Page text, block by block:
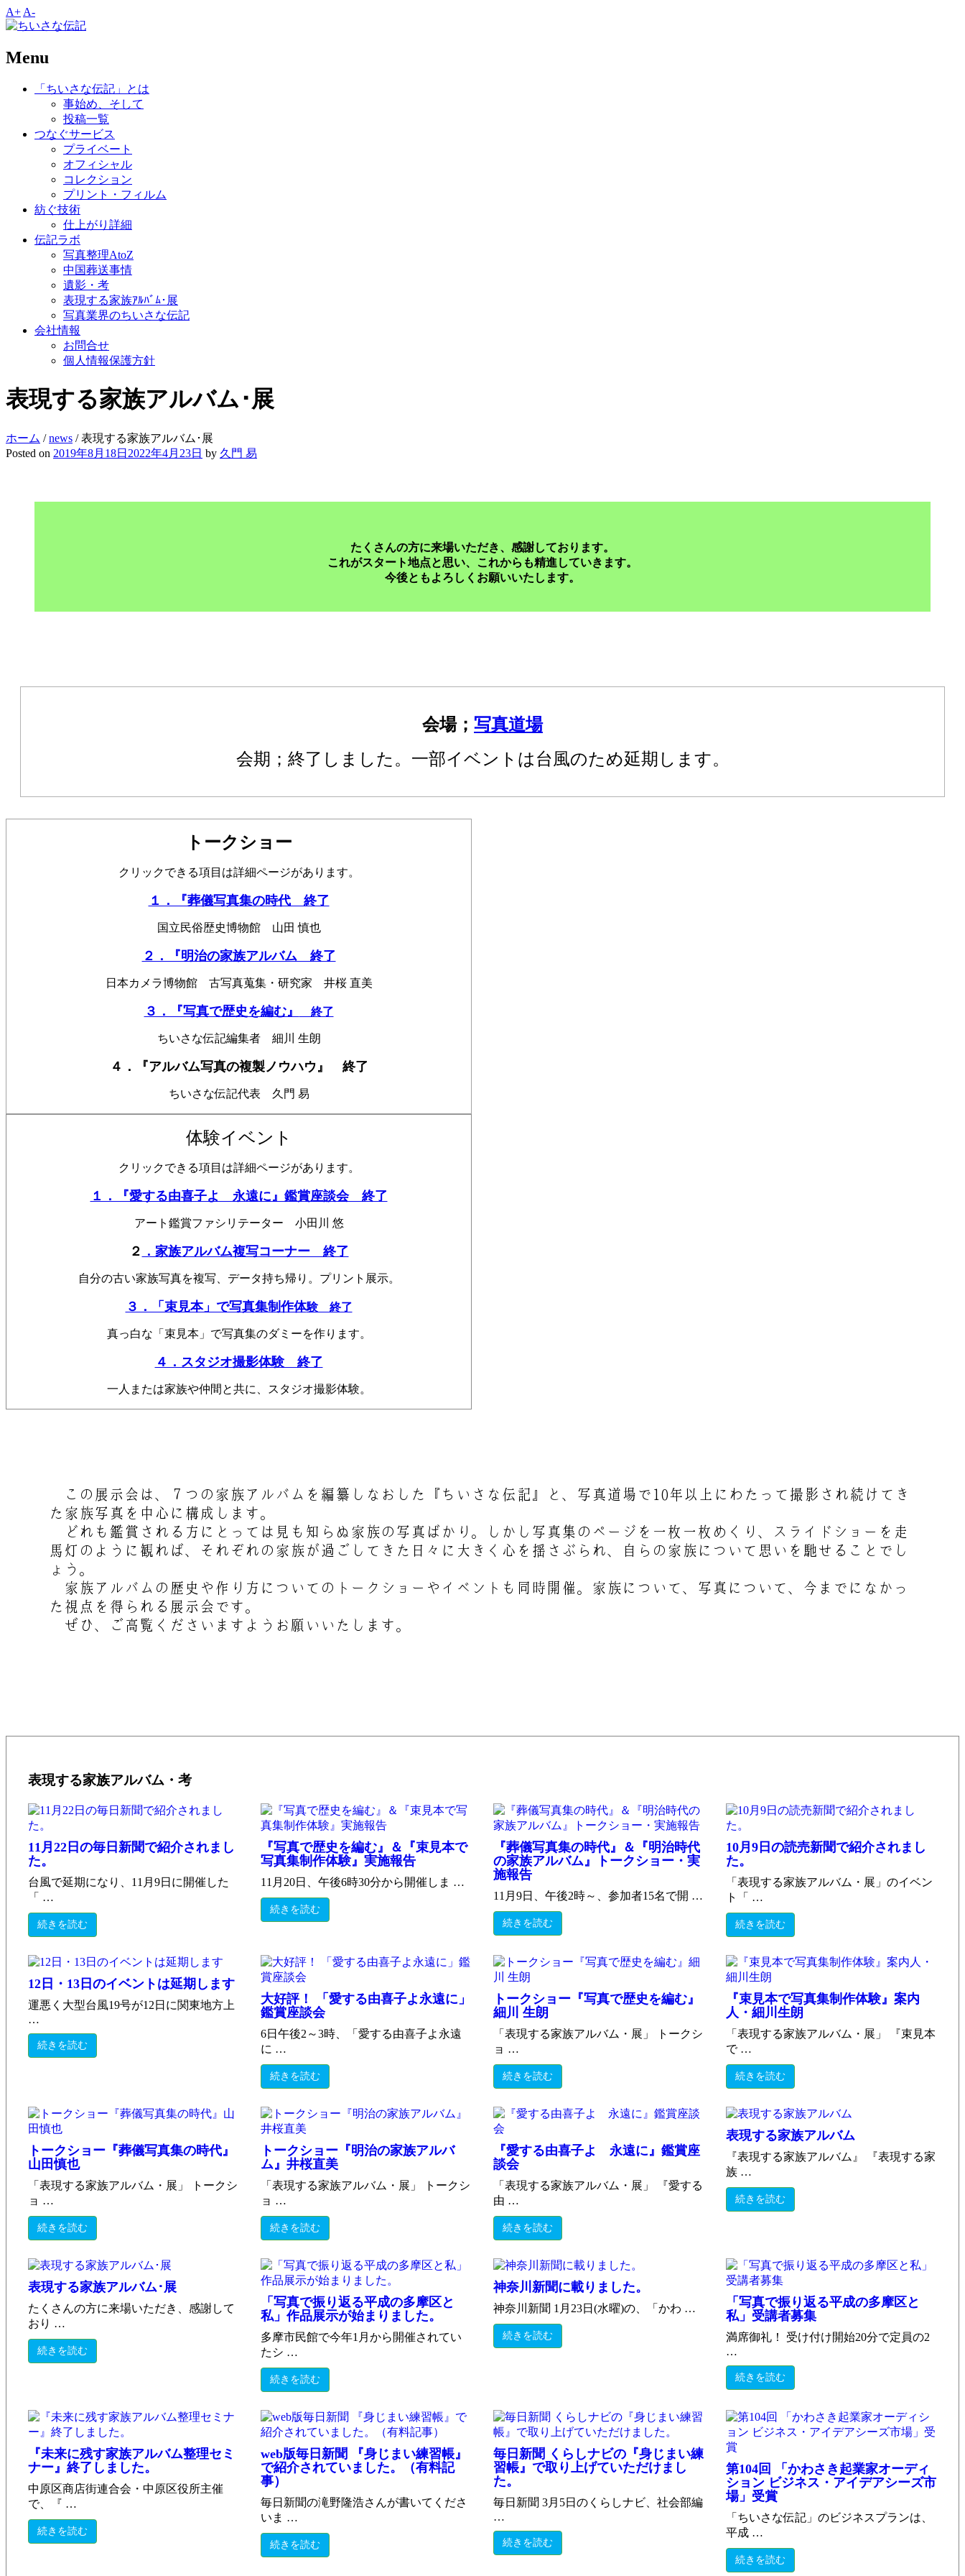
A+ A-
Menu
「ちいさな伝記」とは
事始め、そして
投稿一覧
つなぐサービス
プライベート
オフィシャル
コレクション
プリント・フィルム
紡ぐ技術
仕上がり詳細
伝記ラボ
写真整理AtoZ
中国葬送事情
遺影・考
表現する家族ｱﾙﾊﾞﾑ･展
写真業界のちいさな伝記
会社情報
お問合せ
個人情報保護方針
表現する家族アルバム･展
ホーム /news /表現する家族アルバム･展
Posted on 2019年8月18日 2022年4月23日 by 久門 易
たくさんの方に来場いただき、感謝しております。
これがスタート地点と思い、これからも精進していきます。
今後ともよろしくお願いいたします。
会場； 写真道場
会期；終了しました。一部イベントは台風のため延期します。
トークショー
クリックできる項目は詳細ページがあります。
１．『葬儀写真集の時代 終了
国立民俗歴史博物館 山田 慎也
２．『明治の家族アルバム 終了
日本カメラ博物館 古写真蒐集・研究家 井桜 直美
３．『写真で歴史を編む』 終了
ちいさな伝記編集者 細川 生朗
４．『アルバム写真の複製ノウハウ』 終了
ちいさな伝記代表 久門 易
体験イベント
クリックできる項目は詳細ページがあります。
１．『愛する由喜子よ 永遠に』鑑賞座談会 終了
アート鑑賞ファシリテーター 小田川 悠
２ ．家族アルバム複写コーナー 終了
自分の古い家族写真を複写、データ持ち帰り。プリント展示。
３．「束見本」で写真集制作体験 終了
真っ白な「束見本」で写真集のダミーを作ります。
４．スタジオ撮影体験 終了
一人または家族や仲間と共に、スタジオ撮影体験。
この展示会は、７つの家族アルバムを編纂しなおした『ちいさな伝記』と、写真道場で10年以上にわたって撮影され続けてき
た家族写真を中心に構成します。
どれも鑑賞される方にとっては見も知らぬ家族の写真ばかり。しかし写真集のページを一枚一枚めくり、スライドショーを走
馬灯のように観れば、それぞれの家族が過ごしてきた日々に大きく心を揺さぶられ、自らの家族について思いを馳せることでし
ょう。
家族アルバムの歴史や作り方についてのトークショーやイベントも同時開催。家族について、写真について、今までになかっ
た視点を得られる展示会です。
ぜひ、ご高覧くださいますようお願いいたします。
表現する家族アルバム・考
11月22日の毎日新聞で紹介されまし
た。
台風で延期になり、11月9日に開催した
「 …
続きを読む
『写真で歴史を編む』＆『束見本で
写真集制作体験』実施報告
11月20日、午後6時30分から開催しま …
続きを読む
『葬儀写真集の時代』＆『明治時代
の家族アルバム』トークショー・実
施報告
11月9日、午後2時～、参加者15名で開 …
続きを読む
10月9日の読売新聞で紹介されまし
た。
「表現する家族アルバム・展」のイベン
ト「 …
続きを読む
12日・13日のイベントは延期します
運悪く大型台風19号が12日に関東地方上
…
続きを読む
大好評！ 「愛する由喜子よ永遠に」
鑑賞座談会
6日午後2～3時、「愛する由喜子よ永遠
に …
続きを読む
トークショー『写真で歴史を編む』
細川 生朗
「表現する家族アルバム・展」 トークシ
ョ …
続きを読む
『束見本で写真集制作体験』案内
人・細川生朗
「表現する家族アルバム・展」 『束見本
で …
続きを読む
トークショー『葬儀写真集の時代』
山田慎也
「表現する家族アルバム・展」 トークシ
ョ …
続きを読む
トークショー『明治の家族アルバ
ム』井桜直美
「表現する家族アルバム・展」 トークシ
ョ …
続きを読む
『愛する由喜子よ 永遠に』鑑賞座
談会
「表現する家族アルバム・展」 『愛する
由 …
続きを読む
表現する家族アルバム
『表現する家族アルバム』 『表現する家
族 …
続きを読む
表現する家族アルバム･展
たくさんの方に来場いただき、感謝して
おり …
続きを読む
「写真で振り返る平成の多摩区と
私」作品展示が始まりました。
多摩市民館で今年1月から開催されてい
たシ …
続きを読む
神奈川新聞に載りました。
神奈川新聞 1月23日(水曜)の、「かわ …
続きを読む
「写真で振り返る平成の多摩区と
私」受講者募集
満席御礼！ 受け付け開始20分で定員の2
…
続きを読む
『未来に残す家族アルバム整理セミ
ナー』終了しました。
中原区商店街連合会・中原区役所主催
で、『 …
続きを読む
web版毎日新聞 『身じまい練習帳』
で紹介されていました。（有料記
事）
毎日新聞の滝野隆浩さんが書いてくださ
いま …
続きを読む
毎日新聞 くらしナビの『身じまい練
習帳』で取り上げていただけまし
た。
毎日新聞 3月5日のくらしナビ、社会部編
…
続きを読む
第104回 「かわさき起業家オーディ
ション ビジネス・アイデアシーズ市
場」受賞
「ちいさな伝記」のビジネスプランは、
平成 …
続きを読む